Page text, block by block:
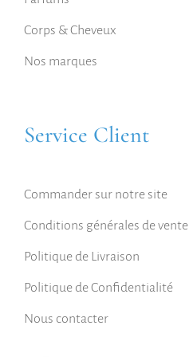
Corps & Cheveux
Nos marques
Service Client
Commander sur notre site
Conditions générales de vente
Politique de Livraison
Politique de Confidentialité
Nous contacter